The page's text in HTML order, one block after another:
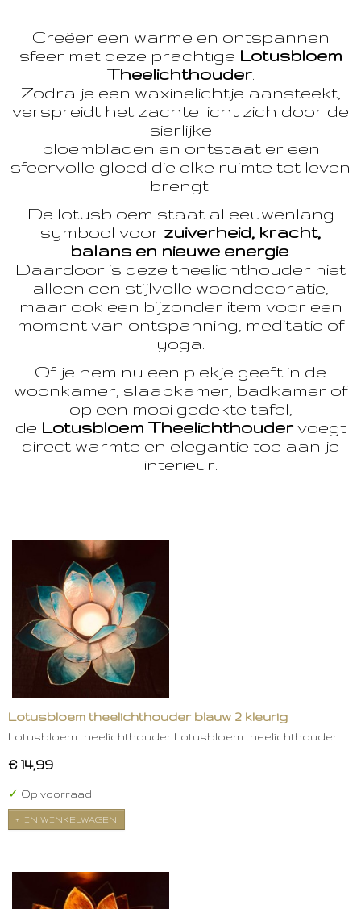
Creëer een warme en ontspannen
sfeer met deze prachtige Lotusbloem
Theelichthouder.
Zodra je een waxinelichtje aansteekt,
verspreidt het zachte licht zich door de
sierlijke
bloembladen en ontstaat er een
sfeervolle gloed die elke ruimte tot leven
brengt.
De lotusbloem staat al eeuwenlang
symbool voor zuiverheid, kracht,
balans en nieuwe energie
Daardoor is deze theelichthouder niet
alleen een stijlvolle woondecoratie,
maar ook een bijzonder item voor een
moment van ontspanning, meditatie of
yoga.
Of je hem nu een plekje geeft in de
woonkamer, slaapkamer, badkamer of
op een mooi gedekte tafel,
de Lotusbloem Theelichthoudervoegt
direct warmte en elegantie toe aan je
interieur.
Lotusbloem theelichthouder blauw 2 kleurig
Lotusbloem theelichthouder Lotusbloem theelichthouder…
€ 14,99
✓ Op voorraad
IN WINKELWAGEN